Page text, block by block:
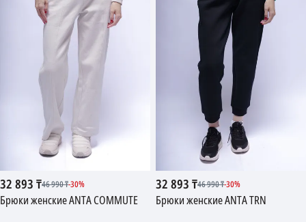
32 893₸46 990₸-30%
Брюки женские ANTA COMMUTE
32 893₸46 990₸-30%
Брюки женские ANTA TRN